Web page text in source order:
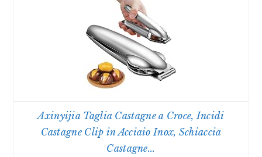
Axinyijia Taglia Castagne a Croce, Incidi
Castagne Clip in Acciaio Inox, Schiaccia
Castagne...